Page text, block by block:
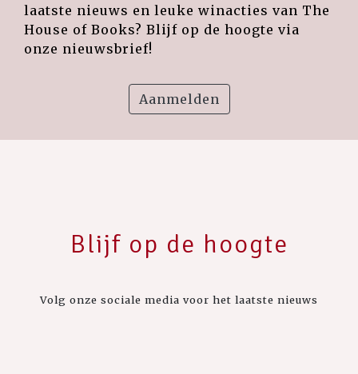
laatste nieuws en leuke winacties van The
House of Books? Blijf op de hoogte via
onze nieuwsbrief!
Aanmelden
Blijf op de hoogte
Volg onze sociale media voor het laatste nieuws